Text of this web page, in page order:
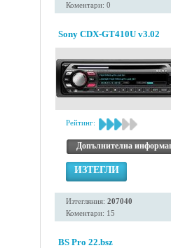
Коментари: 0
Sony CDX-GT410U v3.02
Рейтинг:
Допълнителна
ИЗТЕГЛИ
Изтегляния: 207040
Коментари: 15
BS Pro 22.bsz